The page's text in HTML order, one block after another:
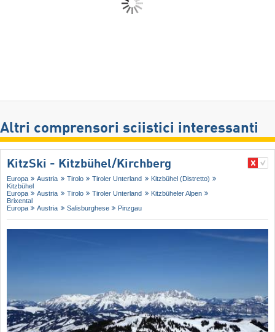
Altri comprensori sciistici interessanti
KitzSki - Kitzbühel/​Kirchberg
Europa Austria Tirolo Tiroler Unterland
Kitzbühel (Distretto)
Kitzbühel
Europa
Austria Tirolo Tiroler Unterland
Kitzbüheler Alpen
Brixental
Europa
Austria Salisburghese Pinzgau